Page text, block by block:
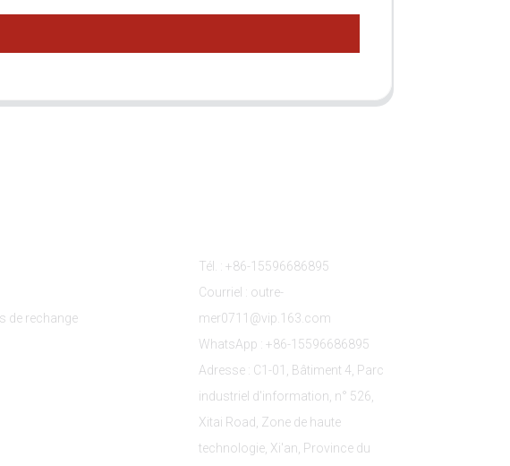
de rechange
Tél. : +86-15596686895
Courriel : outre-
mer0711@vip.163.com
WhatsApp : +86-15596686895
Adresse : C1-01, Bâtiment 4, Parc
industriel d'information, n° 526,
Xitai Road, Zone de haute
technologie, Xi'an, Province du